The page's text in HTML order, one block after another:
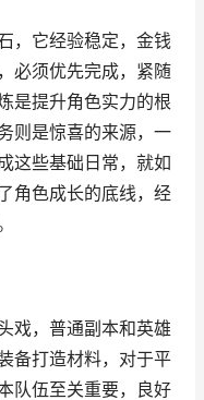
，它经验稳定，金钱
必须优先完成，紧随
是提升角色实力的根
则是惊喜的来源，一
这些基础日常，就如
角色成长的底线，经
戏，普通副本和英雄
备打造材料，对于平
队伍至关重要，良好